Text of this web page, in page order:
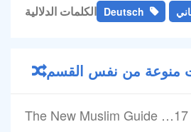
الكلمات الدلالية Deutsch
منوعة من نفس القسم
The New Muslim Guide …17